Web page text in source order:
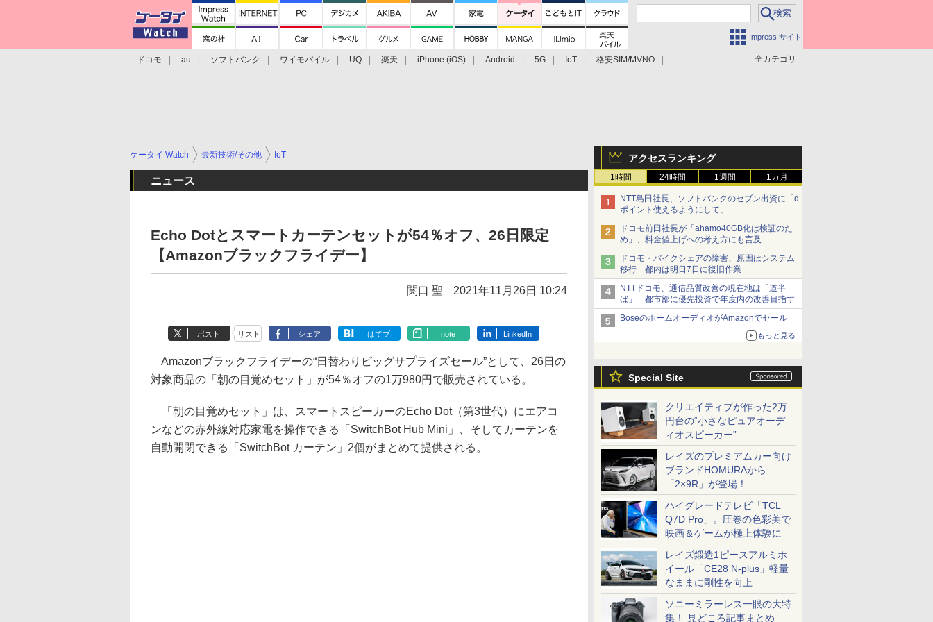
Impress サイト
全カテゴリ
ドコモ au ソフトバンク ワイモバイル UQ 楽天 iPhone (iOS) Android 5G IoT
格安SIM/MVNO
アクセスランキング
1時間 24時間 1週間 1カ月
NTT島田社長、ソフトバンクのセブン出資に「d
ポイント使えるようにして」
ドコモ前田社長が「ahamo40GB化は検証のた
め」、料金値上げへの考え方にも言及
ドコモ・バイクシェアの障害、原因はシステム
移行 都内は明日7日に復旧作業
NTTドコモ、通信品質改善の現在地は「道半
ば」 都市部に優先投資で年度内の改善目指す
BoseのホームオーディオがAmazonでセール
もっと見る
Special Site
クリエイティブが作った2万
円台の“小さなピュアオーデ
ィオスピーカー”
レイズのプレミアムカー向け
ブランドHOMURAから
「2×9R」が登場！
ハイグレードテレビ「TCL
Q7D Pro」。圧巻の色彩美で
映画＆ゲームが極上体験に
レイズ鍛造1ピースアルミホ
イール「CE28 N-plus」軽量
なままに剛性を向上
ソニーミラーレス一眼の大特
集！ 見どころ記事まとめ
ケータイ Watch 最新技術/その他 IoT
ニュース
Echo Dotとスマートカーテンセットが54％オフ、26日限定
【Amazonブラックフライデー】
関口 聖 2021年11月26日 10:24
ポスト リスト シェア はてブ note LinkedIn
Amazonブラックフライデーの“日替わりビッグサプライズセール”として、26日の
対象商品の「朝の目覚めセット」が54％オフの1万980円で販売されている。
「朝の目覚めセット」は、スマートスピーカーのEcho Dot（第3世代）にエアコ
ンなどの赤外線対応家電を操作できる「SwitchBot Hub Mini」、そしてカーテンを
自動開閉できる「SwitchBot カーテン」2個がまとめて提供される。